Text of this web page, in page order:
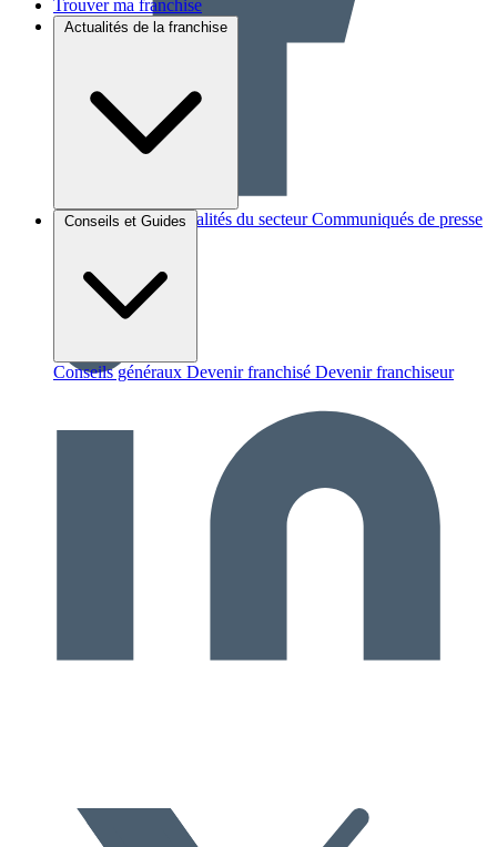
Trouver ma franchise
Actualités de la franchise
Brèves et actus Actualités du secteur Communiqués de presse
Conseils et Guides
Conseils généraux Devenir franchisé Devenir franchiseur